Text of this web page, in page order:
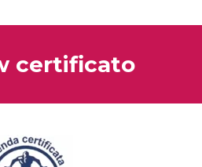
certificato